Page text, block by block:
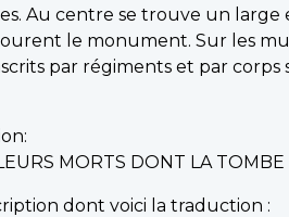
Au centre se trouve un large
le monument. Sur les
par régiments et par corps
MORTS DONT LA
dont voici la traduction :